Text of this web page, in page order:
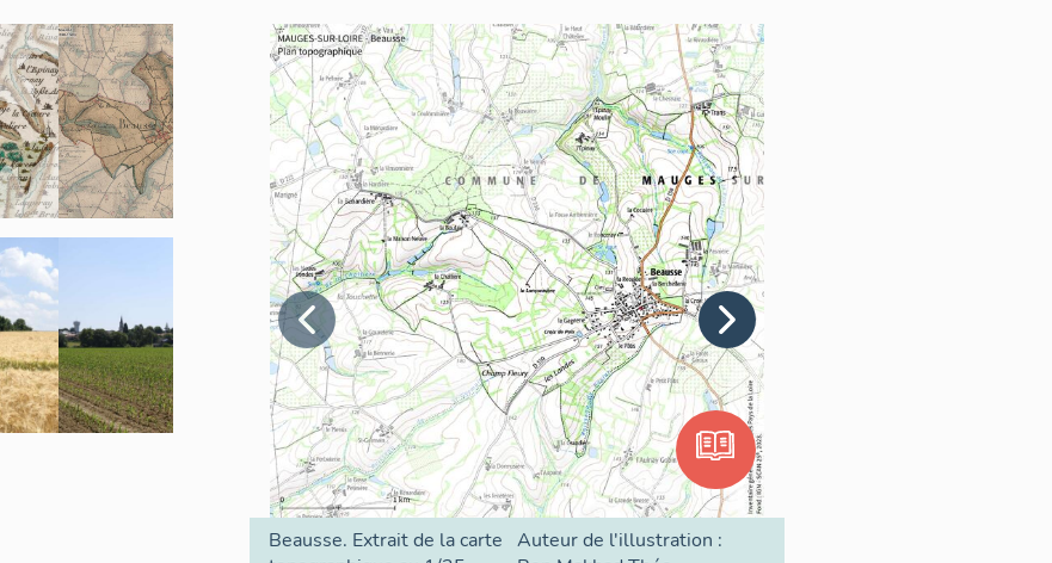
l'agriculture. On y pratique la culture de céréales, principalement du blé, un peu de tabac (1
ha) et l'élevage en engraissant des bêtes. Au début des années 1980, la commune compte
une trentaine d'exploitations agricoles. Le lait est ramassé par la CANA d'Ancenis et
Maugeais de Saint-Pierre-Montlimart. La proto-industrie textile (une dizaine de
tisserands) semble avoir disparu au milieu du siècle, remplacée par une fabrique de
chaussures (Pasquier Frères et Cie), annexe de l'usine de Saint-Macaire-en-Mauges dans
les années 1920. Cet atelier a fermé en 1959.
Beausse. Extrait de la carte Auteur de l'illustration :